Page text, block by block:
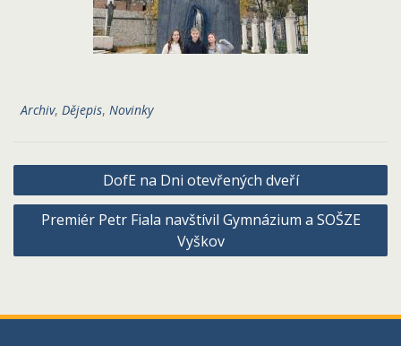
Archiv, Dějepis, Novinky
Navigace
pro
příspěvek
DofE na Dni otevřených dveří
Premiér Petr Fiala navštívil Gymnázium a SOŠZE
Vyškov